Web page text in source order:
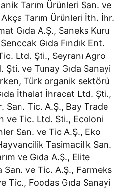
Tarım Ürünleri San. ve
Tarım Ürünleri İth. İhr.
Gıda A.Ş., Saneks Kuru
Gıda Fındık Ent.
Ltd. Şti., Seyranı Agro
Şti. ve Tunay Gıda Sanayi
Türk organik sektörü
İthalat İhracat Ltd. Şti.,
San. Tic. A.Ş., Bay Trade
ve Tic. Ltd. Sti., Ecoloni
San. ve Tic A.Ş., Eko
Tasimacilik San.
ve Gıda A.Ş., Elite
San. ve Tic. A.Ş., Farmeks
Tic., Foodas Gıda Sanayi